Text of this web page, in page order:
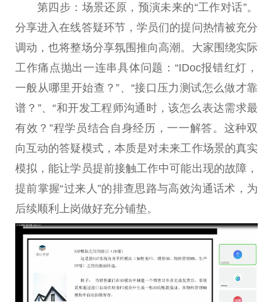
第四步：场景还原，预演未来的“工作对话”。
分享进入在线答疑环节，学员们的提问热情被充分
调动，也将整场分享氛围推向高潮。大家围绕实际
工作痛点抛出一连串具体问题：“IDoc报错红灯，
一般从哪里开始查？”、“接口压力测试怎么做才靠
谱？”、“和开发工程师沟通时，该怎么表达需求最
有效？”程学员结合自身经历，一一解答。这种双
向互动的答疑模式，本质是对未来工作场景的真实
模拟，能让学员提前接触工作中可能出现的故障，
提前掌握“过来人”的排查思路与高效沟通话术，为
后续顺利上岗做好充分铺垫。